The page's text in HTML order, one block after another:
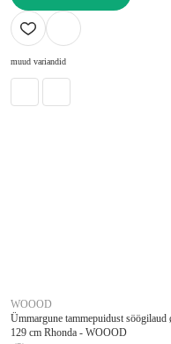
LISA OSTUKORVI
muud variandid
WOOOD
Ümmargune tammepuidust söögilaud
129 cm Rhonda - WOOOD